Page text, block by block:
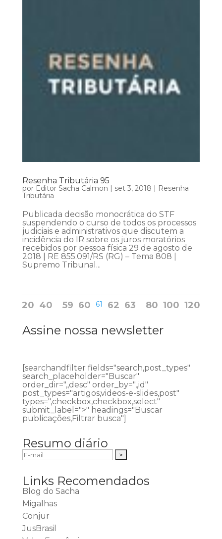
Resenha Tributária 95
por Editor Sacha Calmon | set 3, 2018 | Resenha
Tributária
Publicada decisão monocrática do STF
suspendendo o curso de todos os processos
judiciais e administrativos que discutem a
incidência do IR sobre os juros moratórios
recebidos por pessoa física 29 de agosto de
2018 | RE 855.091/RS (RG) – Tema 808 |
Supremo Tribunal...
20 40 59 60 61 62 63 80 100 120
Assine nossa newsletter
[searchandfilter fields="search,post_types"
search_placeholder="Buscar"
order_dir=",,desc" order_by=",,id"
post_types="artigos,videos-e-slides,post"
types=",checkbox,checkbox,select"
submit_label=">" headings="Buscar
publicações,Filtrar busca"]
Resumo diário
Links Recomendados
Blog do Sacha
Migalhas
Conjur
JusBrasil